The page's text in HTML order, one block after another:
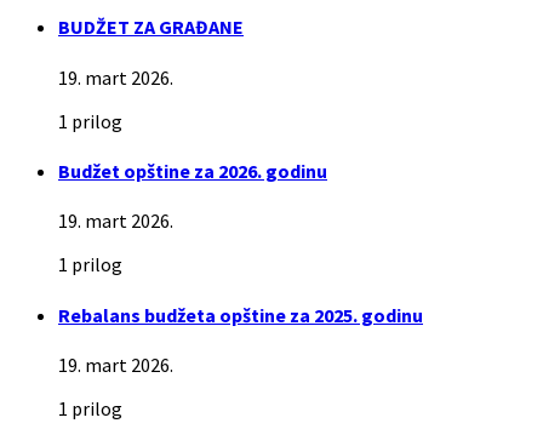
BUDŽET ZA GRAĐANE
19. mart 2026.
1 prilog
Budžet opštine za 2026. godinu
19. mart 2026.
1 prilog
Rebalans budžeta opštine za 2025. godinu
19. mart 2026.
1 prilog